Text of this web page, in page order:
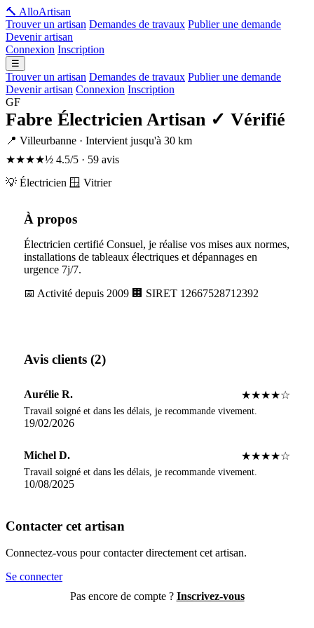
🔨 AlloArtisan
Trouver un artisan Demandes de travaux Publier une demande
Devenir artisan
Connexion Inscription
☰
Trouver un artisan Demandes de travaux Publier une demande
Devenir artisan Connexion Inscription
GF
Fabre Électricien Artisan ✓ Vérifié
📍 Villeurbanne · Intervient jusqu'à 30 km
★★★★½ 4.5/5 · 59 avis
💡 Électricien 🪟 Vitrier
À propos
Électricien certifié Consuel, je réalise vos mises aux normes,
installations de tableaux électriques et dépannages en
urgence 7j/7.
📅 Activité depuis 2009 🏢 SIRET 12667528712392
Avis clients (2)
Aurélie R. ★★★★☆
Travail soigné et dans les délais, je recommande vivement.
19/02/2026
Michel D. ★★★★☆
Travail soigné et dans les délais, je recommande vivement.
10/08/2025
Contacter cet artisan
Connectez-vous pour contacter directement cet artisan.
Se connecter
Pas encore de compte ? Inscrivez-vous